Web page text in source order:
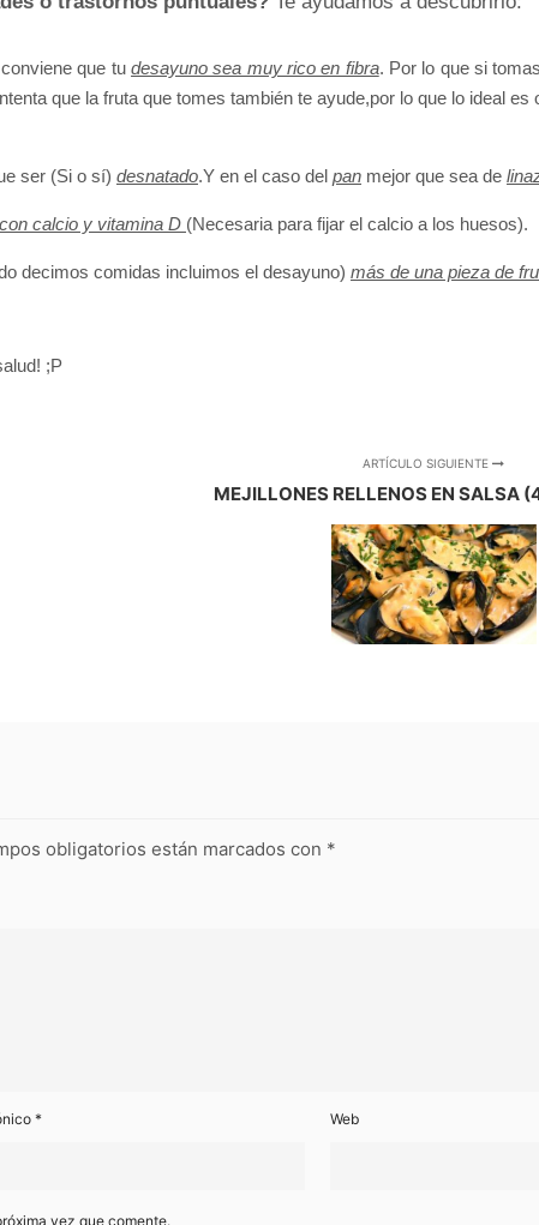
conviene que tudesayuno sea muy rico en fibra. Por lo que si tomas
que la fruta que tomes también te ayude,por lo que lo ideal es
ser (Si o sí) desnatado.Y en el caso del pan mejor que sea de
calcio y vitamina D (Necesaria para fijar el calcio a los huesos).
decimos comidas incluimos el desayuno) más de una pieza de
;P
ARTÍCULO SIGUIENTE
MEJILLONES RELLENOS EN SALSA
obligatorios están marcados con *
* Web
vez que comente.